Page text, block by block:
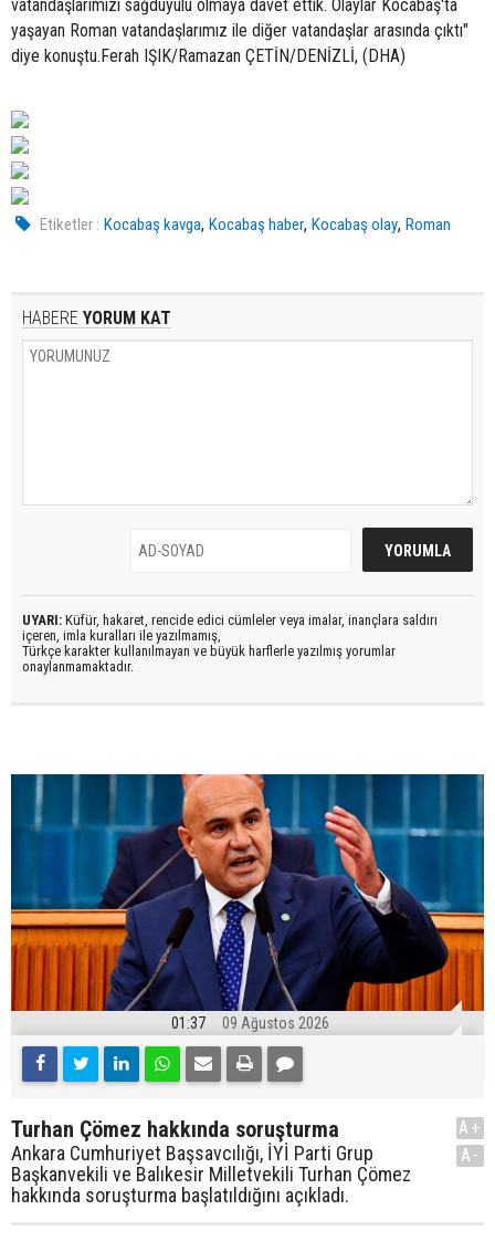
vatandaşlarımızı sağduyulu olmaya davet ettik. Olaylar Kocabaş'ta
yaşayan Roman vatandaşlarımız ile diğer vatandaşlar arasında çıktı"
diye konuştu.Ferah IŞIK/Ramazan ÇETİN/DENİZLİ, (DHA)
Etiketler : Kocabaş kavga,Kocabaş haber,Kocabaş olay,Roman
HABERE YORUM KAT
UYARI: Küfür, hakaret, rencide edici cümleler veya imalar, inançlara saldırı
içeren, imla kuralları ile yazılmamış,
Türkçe karakter kullanılmayan ve büyük harflerle yazılmış yorumlar
onaylanmamaktadır.
01:37 09 Ağustos 2026
Turhan Çömez hakkında soruşturma
Ankara Cumhuriyet Başsavcılığı, İYİ Parti Grup
Başkanvekili ve Balıkesir Milletvekili Turhan Çömez
hakkında soruşturma başlatıldığını açıkladı.
A+
A-